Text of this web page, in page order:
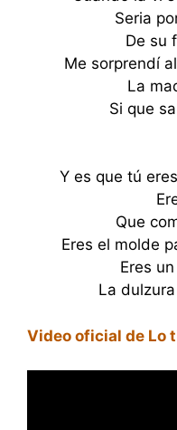
Seria
De su
Me sorprendí
La
Si que
Y es que tú
Que
Eres el molde
Eres
La
Video oficial de Lo